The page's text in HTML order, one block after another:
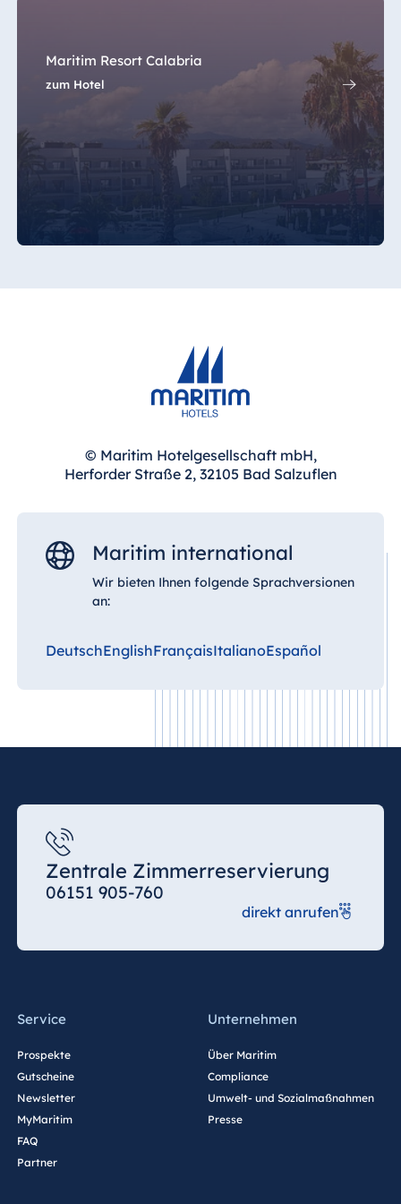
Hotel Plaza
Conference
Center Taicang
Italien
Mauritius
Maritim Resort Calabria
zum Hotel
© Maritim Hotelgesellschaft mbH,
Herforder Straße 2, 32105 Bad Salzuflen
Maritim international
Wir bieten Ihnen folgende Sprachversionen
an:
DeutschEnglishFrançaisItalianoEspañol
Zentrale Zimmerreservierung
06151 905-760
direkt anrufen
Service
Prospekte
Gutscheine
Newsletter
MyMaritim
FAQ
Partner
Unternehmen
Über Maritim
Compliance
Umwelt- und Sozialmaßnahmen
Presse